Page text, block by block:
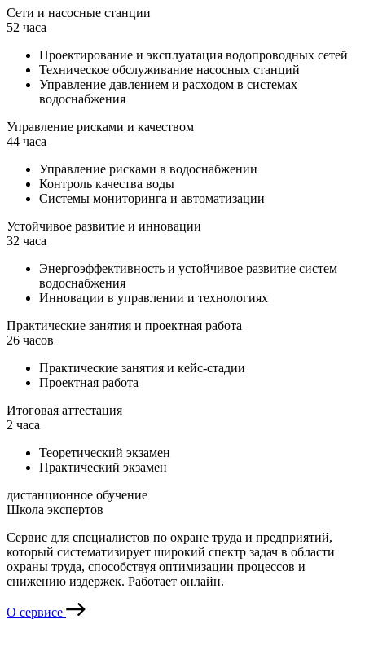
Сети и насосные станции
52 часа
Проектирование и эксплуатация водопроводных сетей
Техническое обслуживание насосных станций
Управление давлением и расходом в системах
водоснабжения
Управление рисками и качеством
44 часа
Управление рисками в водоснабжении
Контроль качества воды
Системы мониторинга и автоматизации
Устойчивое развитие и инновации
32 часа
Энергоэффективность и устойчивое развитие систем
водоснабжения
Инновации в управлении и технологиях
Практические занятия и проектная работа
26 часов
Практические занятия и кейс-стадии
Проектная работа
Итоговая аттестация
2 часа
Теоретический экзамен
Практический экзамен
дистанционное обучение
Школа экспертов
Сервис для специалистов по охране труда и предприятий,
который систематизирует широкий спектр задач в области
охраны труда, способствуя оптимизации процессов и
снижению издержек. Работает онлайн.
О сервисе